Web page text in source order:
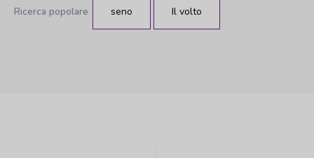
Ricerca popolare seno Il volto